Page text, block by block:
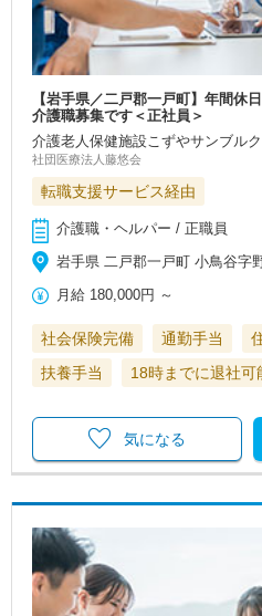
【岩手県／二戸郡一戸町】年間休
介護職募集です＜正社員＞
介護老人保健施設こずやサンブルク
社団医療法人藤悠会
転職支援サービス経由
介護職・ヘルパー / 正職員
岩手県 二戸郡一戸町 小鳥谷字
月給 180,000円 ～
社会保険完備 通勤手当
扶養手当
18時までに退社可
気になる